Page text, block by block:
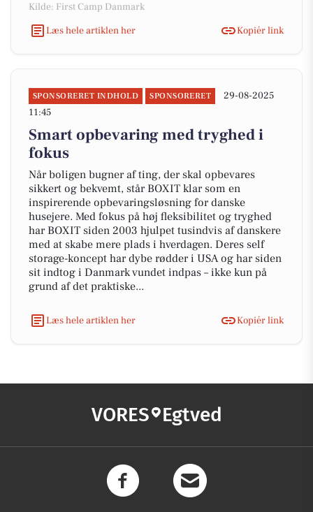
Kilde: First Camp Danmark
Læs hele artiklen her
Kopiér link
SPONSORERET INDHOLD SPONSORERET
29-08-2025
11:45
Smart opbevaring med tryghed i
fokus
Når boligen bugner af ting, der skal opbevares
sikkert og bekvemt, står BOXIT klar som en
inspirerende opbevaringsløsning for danske
husejere. Med fokus på høj fleksibilitet og tryghed
har BOXIT siden 2003 hjulpet tusindvis af danskere
med at skabe mere plads i hverdagen. Deres self
storage-koncept har dybe rødder i USA og har siden
sit indtog i Danmark vundet indpas – ikke kun på
grund af det praktiske...
Læs hele artiklen her Kopiér link
VORES Egtved